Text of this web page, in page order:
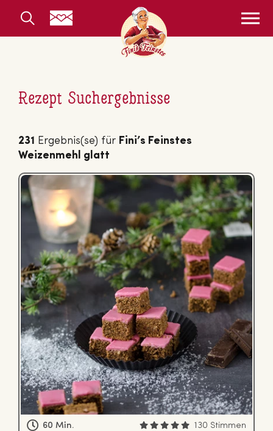
Rezept Suchergebnisse
231 Ergebnis(se) für Fini’s Feinstes
Weizenmehl glatt
60 Min. 130 Stimmen